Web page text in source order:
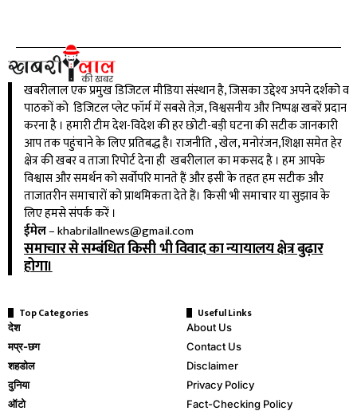
खबरीलाल एक प्रमुख डिजिटल मीडिया संस्थान है, जिसका उद्देश्य अपने दर्शको व
पाठकों को डिजिटल प्लेट फॉर्म में सबसे तेज़, विश्वसनीय और निष्पक्ष खबरें प्रदान
करना है । हमारी टीम देश-विदेश की हर छोटी-बड़ी घटना की सटीक जानकारी
आप तक पहुंचाने के लिए प्रतिबद्ध है। राजनीति , खेल, मनोरंजन,शिक्षा समेत हेर
क्षेत्र की खबर व ताजा रिपोर्ट देना ही खबरीलाल का मकसद है । हम आपके
विश्वास और समर्थन को सर्वोपरि मानते हैं और इसी के तहत हम सटीक और
ताजातरीन समाचारों को प्राथमिकता देते हैं। किसी भी समाचार या सुझाव के
लिए हमसे संपर्क करें ।
ईमेल–khabrilallnews@gmail.com
समाचार से सम्बंधित किसी भी विवाद का न्यायालय क्षेत्र बुढ़ार
होगा।
Top Categories
देश
मप्र-छग
शहडोल
दुनिया
ऑटो
Useful Links
About Us
Contact Us
Disclaimer
Privacy Policy
Fact-Checking Policy